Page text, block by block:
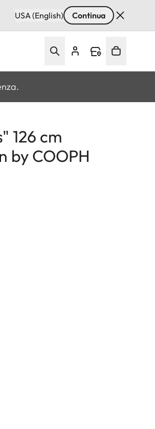
USA (English) Continua
126 cm
by COOPH